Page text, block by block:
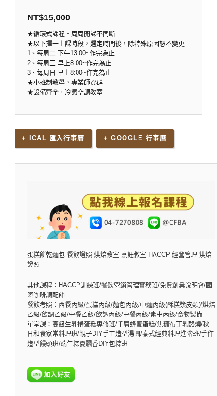
NT$15,000
★循環式課程‧周周開課不間斷
★以下擇一上課時段，選定時間後，除特殊原因恕不變更
1、每周二 下午13:00~作完為止
2、每周三 早上8:00~作完為止
3、每周日 早上8:00~作完為止
★小班制教學，專業師資群
★設備齊全，冷氣空調教室
+ ICAL 匯入行事曆 + GOOGLE 行事曆
蛋糕餅乾麵包 餐飲證照 烘焙教室 烹飪教室 HACCP 經營管理 烘焙
證照
其他課程：HACCP訓練班/餐飲營銷管理實務班/免費創業說明會/國
際咖啡調配師
餐飲考照：西餐丙級/蛋糕丙級/麵包丙級/中麵丙級(酥糕漿皮類)/烘焙
乙級/飲調乙級/中餐乙級/飲調丙級/中餐丙級/素中丙級/食物製備
單堂課：高級生乳捲蛋糕專修班/千層蜂蜜蛋糕/焦糖布丁乳酪燒/秋
日和食家常料理班/親子DIY手工造型湯圓/泰式經典料理進階班/手作
造型饅頭班/端午粽夏飄香DIY包粽班